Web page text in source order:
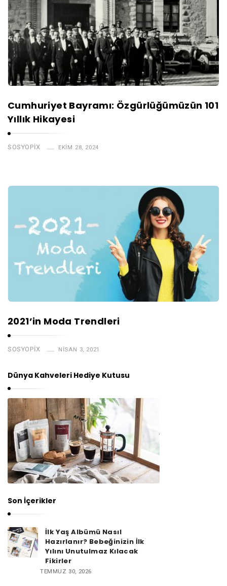
Cumhuriyet Bayramı: Özgürlüğümüzün 101
Yıllık Hikayesi
SOSYOPIX EKIM 28, 2024
2021’in Moda Trendleri
SOSYOPIX NISAN 3, 2021
Dünya Kahveleri Hediye Kutusu
Son İçerikler
İlk Yaş Albümü Nasıl
Hazırlanır? Bebeğinizin İlk
Yılını Unutulmaz Kılacak
Fikirler
TEMMUZ 30, 2026